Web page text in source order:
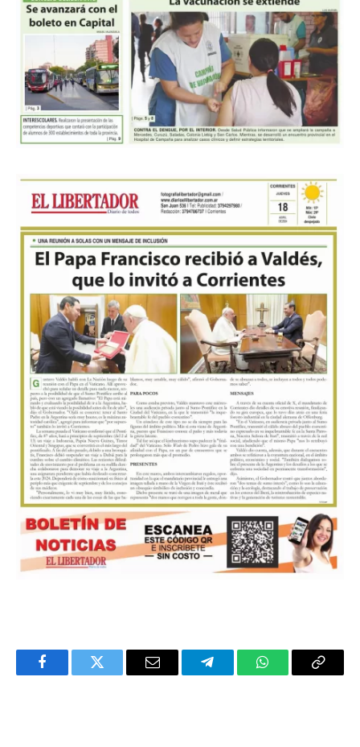
FacebookTwitter Email TelegramWhatsAppCopy